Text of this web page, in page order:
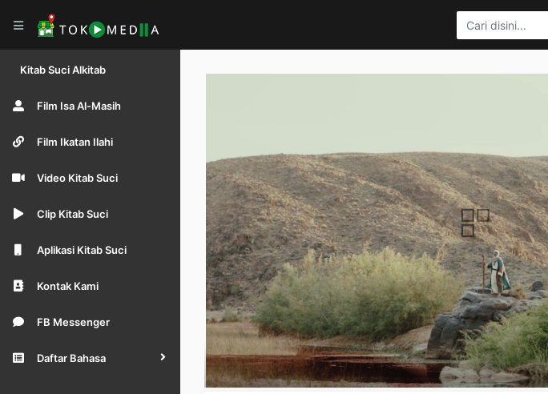
Kitab Suci Alkitab
Film Isa Al-Masih
Film Ikatan Ilahi
Video Kitab Suci
Clip Kitab Suci
Aplikasi Kitab Suci
Kontak Kami
FB Messenger
Daftar Bahasa